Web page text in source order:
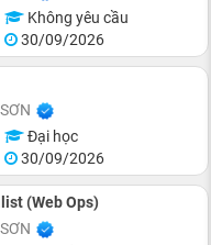
Không yêu cầu
30/09/2026
Đại học
30/09/2026
(Web Ops)